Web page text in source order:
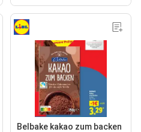
Belbake kakao zum backen